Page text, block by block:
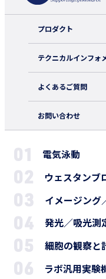
プロダクト
テクニカルインフォ
よくあるご質問
お問い合わせ
電気泳動
ウェスタンブ
イメージング
発光／吸光測
細胞の観察と
ラボ汎用実験